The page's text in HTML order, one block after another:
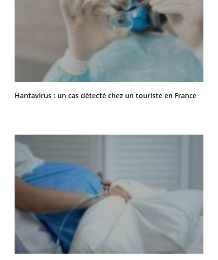
Hantavirus : un cas détecté chez un touriste en France